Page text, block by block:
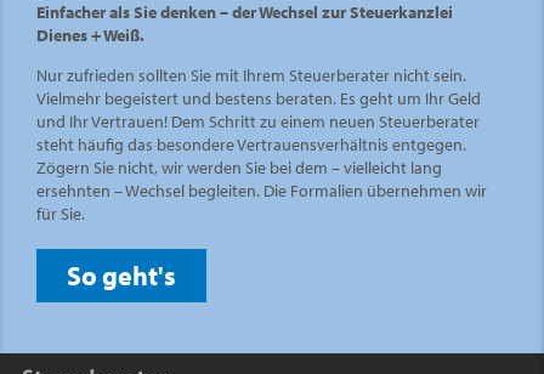
Einfacher als Sie denken – der Wechsel zur Steuerkanzlei
Dienes + Weiß.
Nur zufrieden sollten Sie mit Ihrem Steuerberater nicht sein.
Vielmehr begeistert und bestens beraten. Es geht um Ihr Geld
und Ihr Vertrauen! Dem Schritt zu einem neuen Steuerberater
steht häufig das besondere Vertrauensverhältnis entgegen.
Zögern Sie nicht, wir werden Sie bei dem – vielleicht lang
ersehnten – Wechsel begleiten. Die Formalien übernehmen wir
für Sie.
So geht's